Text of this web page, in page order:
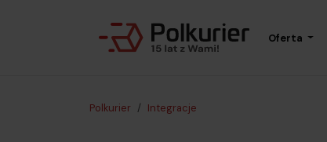
Oferta
Polkurier Integracje